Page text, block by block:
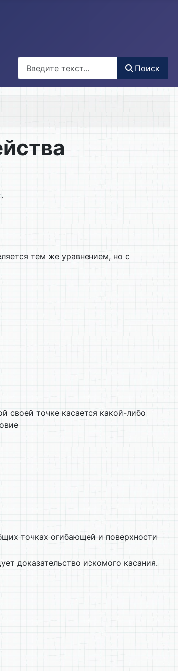
Поиск
тем же уравнением, но с
своей точке касается какой-либо
точках огибающей и поверхности
доказательство искомого касания.